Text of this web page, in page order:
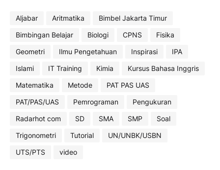
Aljabar Aritmatika
Bimbel Jakarta Timur
Bimbingan Belajar
Biologi CPNS
Fisika
Geometri
Ilmu Pengetahuan Inspirasi
IPA
Islami
IT Training Kimia
Kursus Bahasa Inggris
Matematika
Metode
PAT PAS UAS
PAT/PAS/UAS
Pemrograman
Pengukuran
Radarhot com
SD SMA SMP
Soal
Trigonometri
Tutorial
UN/UNBK/USBN
UTS/PTS
video